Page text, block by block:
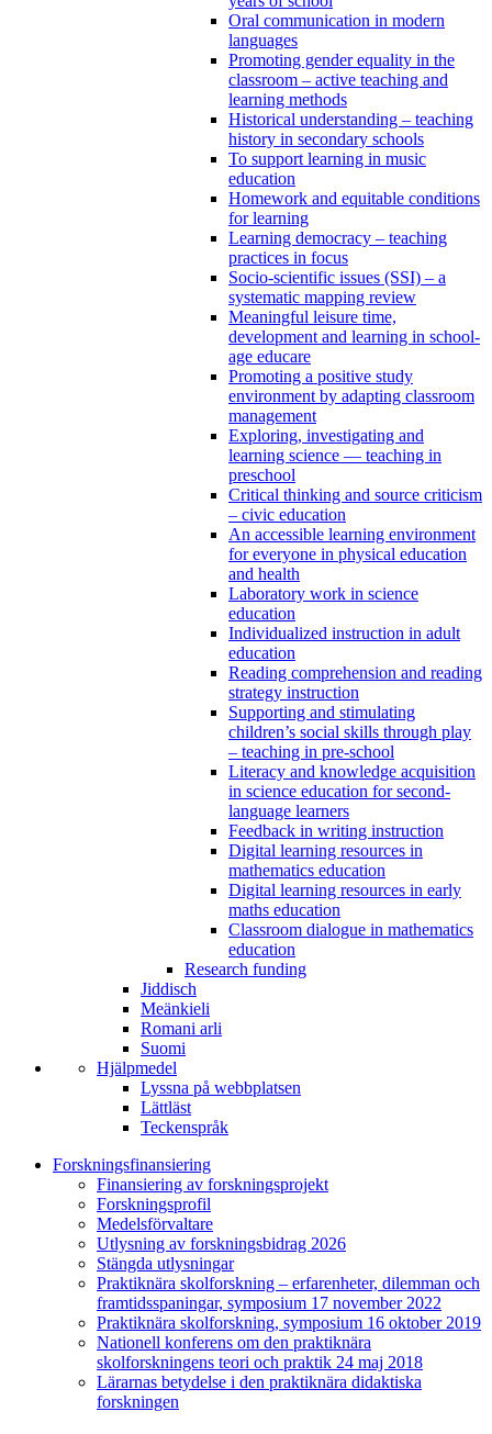
Oral communication in modern
languages
Promoting gender equality in the
classroom – active teaching and
learning methods
Historical understanding – teaching
history in secondary schools
To support learning in music
education
Homework and equitable conditions
for learning
Learning democracy – teaching
practices in focus
Socio-scientific issues (SSI) – a
systematic mapping review
Meaningful leisure time,
development and learning in school-
age educare
Promoting a positive study
environment by adapting classroom
management
Exploring, investigating and
learning science — teaching in
preschool
Critical thinking and source criticism
– civic education
An accessible learning environment
for everyone in physical education
and health
Laboratory work in science
education
Individualized instruction in adult
education
Reading comprehension and reading
strategy instruction
Supporting and stimulating
children’s social skills through play
– teaching in pre-school
Literacy and knowledge acquisition
in science education for second-
language learners
Feedback in writing instruction
Digital learning resources in
mathematics education
Digital learning resources in early
maths education
Classroom dialogue in mathematics
education
Research funding
Jiddisch
Meänkieli
Romani arli
Suomi
Hjälpmedel
Lyssna på webbplatsen
Lättläst
Teckenspråk
Forskningsfinansiering
Finansiering av forskningsprojekt
Forskningsprofil
Medelsförvaltare
Utlysning av forskningsbidrag 2026
Stängda utlysningar
Praktiknära skolforskning – erfarenheter, dilemman och
framtidsspaningar, symposium 17 november 2022
Praktiknära skolforskning, symposium 16 oktober 2019
Nationell konferens om den praktiknära
skolforskningens teori och praktik 24 maj 2018
Lärarnas betydelse i den praktiknära didaktiska
forskningen